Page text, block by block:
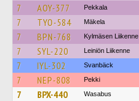
7 AOY-377 Pekkala
7 TYO-584 Mäkela
7 BPN-768 Kylmäsen Liikenne
7 SYL-220 Leiniön Liikenne
7 IYL-302 Svanbäck
7 NEP-808 Pekki
7 BPX-440 Wasabus